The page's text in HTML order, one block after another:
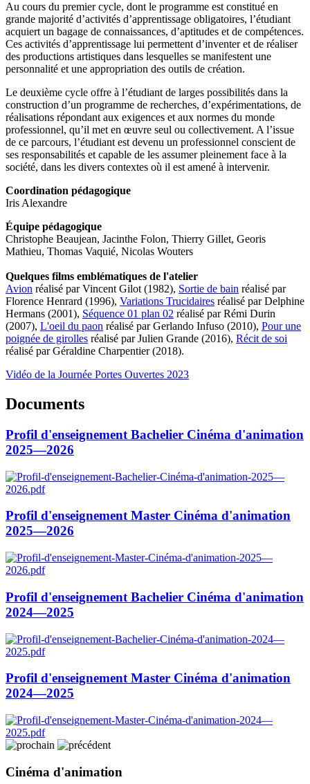
Au cours du premier cycle, dont le programme est constitué en
grande majorité d’activités d’apprentissage obligatoires, l’étudiant
acquiert un bagage de connaissances, d’aptitudes et de compétences.
Ces activités d’apprentissage lui permettent d’inventer et de réaliser
des productions artistiques dans lesquelles se manifestent une
personnalité et une appropriation des outils de création.
Le deuxième cycle offre à l’étudiant de larges possibilités dans la
construction d’un programme de recherches, d’expérimentations, de
réalisations répondant aux exigences et aux normes du monde
professionnel, qu’il met en œuvre seul ou collectivement. A l’issue
de ce parcours, l’étudiant est devenu un professionnel conscient de
ses responsabilités et capable de les assumer pleinement face à la
société, dans les divers contextes où il est amené à intervenir.
Coordination pédagogique
Iris Alexandre
Équipe pédagogique
Christophe Beaujean, Jacinthe Folon, Thierry Gillet, Georis
Mathieu, Thomas Vaquié, Nicolas Wouters
Quelques films emblématiques de l'atelier
Avion réalisé par Vincent Gilot (1982), Sortie de bain réalisé par
Florence Henrard (1996), Variations Trucidaires réalisé par Delphine
Hermans (2001), Séquence 01 plan 02 réalisé par Rémi Durin
(2007), L'oeil du paon réalisé par Gerlando Infuso (2010), Pour une
poignée de girolles réalisé par Julien Grande (2016), Récit de soi
réalisé par Géraldine Charpentier (2018).
Vidéo de la Journée Portes Ouvertes 2023
Documents
Profil d'enseignement Bachelier Cinéma d'animation
2025—2026
Profil d'enseignement Master Cinéma d'animation
2025—2026
Profil d'enseignement Bachelier Cinéma d'animation
2024—2025
Profil d'enseignement Master Cinéma d'animation
2024—2025
Cinéma d'animation